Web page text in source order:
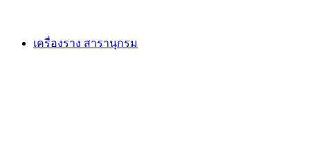
เครื่องราง สารานุกรม